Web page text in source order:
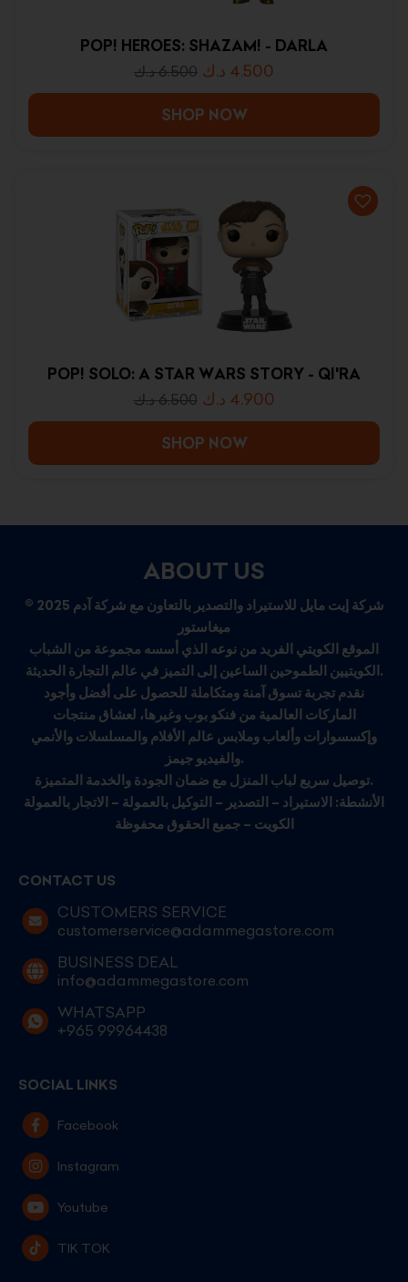
POP! HEROES: SHAZAM! - DARLA
6.500 د.ك 4.500 د.ك
SHOP NOW
POP! SOLO: A STAR WARS STORY - QI'RA
6.500 د.ك 4.900 د.ك
SHOP NOW
ABOUT US
© 2025 شركة إيت مايل للاستيراد والتصدير بالتعاون مع شركة آدم
ميغاستور
الموقع الكويتي الفريد من نوعه الذي أسسه مجموعة من الشباب
الكويتيين الطموحين الساعين إلى التميز في عالم التجارة الحديثة.
نقدم تجربة تسوق آمنة ومتكاملة للحصول على أفضل وأجود
الماركات العالمية من فنكو بوب وغيرها، لعشاق منتجات
وإكسسوارات وألعاب وملابس عالم الأفلام والمسلسلات والأنمي
والفيديو جيمز.
توصيل سريع لباب المنزل مع ضمان الجودة والخدمة المتميزة.
الأنشطة: الاستيراد – التصدير – التوكيل بالعمولة – الاتجار بالعمولة
الكويت – جميع الحقوق محفوظة
CONTACT US
CUSTOMERS SERVICE
customerservice@adammegastore.com
BUSINESS DEAL
info@adammegastore.com
WHATSAPP
+965 99964438
SOCIAL LINKS
Facebook
Instagram
Youtube
TIK TOK